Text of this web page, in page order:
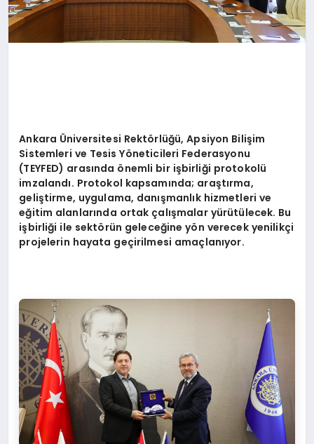
Ankara Üniversitesi Rektörlüğü, Apsiyon Bilişim
Sistemleri ve Tesis Yöneticileri Federasyonu
(TEYFED) arasında önemli bir işbirliği protokolü
imzalandı. Protokol kapsamında; araştırma,
geliştirme, uygulama, danışmanlık hizmetleri ve
eğitim alanlarında ortak çalışmalar yürütülecek. Bu
işbirliği ile sektörün geleceğine yön verecek yenilikçi
projelerin hayata geçirilmesi amaçlanıyor.